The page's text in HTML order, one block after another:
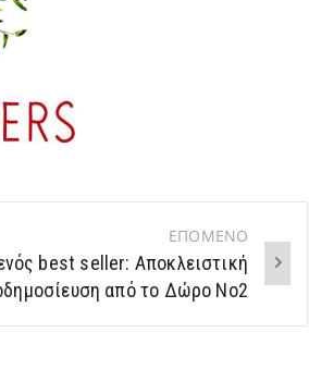
ΕΠΟΜΕΝΟ
best seller: Αποκλειστική
από το Δώρο Νο2